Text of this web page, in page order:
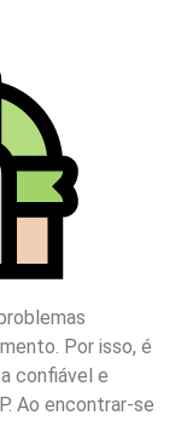
Por isso, é
confiável e
Ao encontrar-se